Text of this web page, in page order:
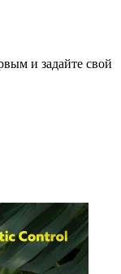
и задайте свой